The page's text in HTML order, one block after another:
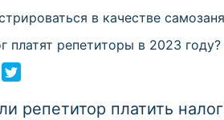
в качестве
платят репетиторы в 2023 году?
репетитор платить